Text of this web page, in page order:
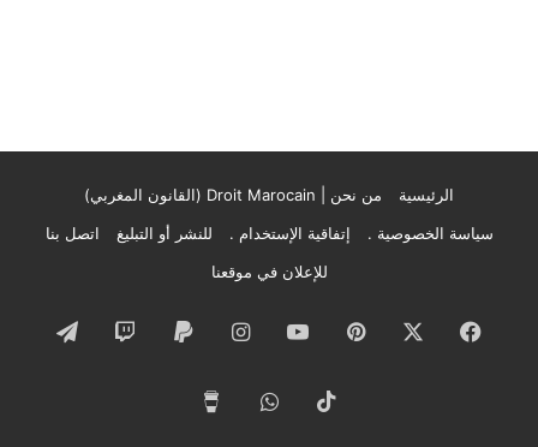
الرئيسية
من نحن | Droit Marocain (القانون المغربي)
سياسة الخصوصية .
إتفاقية الإستخدام . للنشر أو التبليغ
اتصل بنا
للإعلان في موقعنا
فيسبوك بينتيريست‫YouTubeانستقرام
‏Paypal
‫TikTokواتساب